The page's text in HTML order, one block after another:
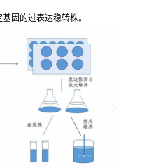
因的过表达稳转株。